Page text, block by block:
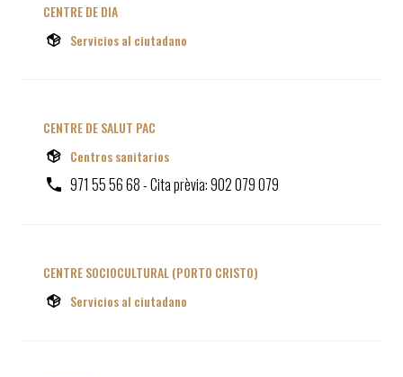
CENTRE DE DIA
Servicios al ciutadano
CENTRE DE SALUT PAC
Centros sanitarios
971 55 56 68 - Cita prèvia: 902 079 079
CENTRE SOCIOCULTURAL (PORTO CRISTO)
Servicios al ciutadano